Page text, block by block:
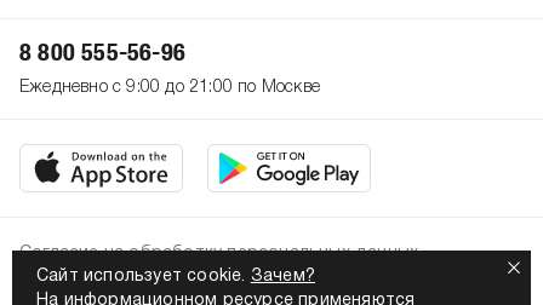
Сайт использует cookie. Зачем?
На информационном ресурсе применяются
8 800 555-56-96
Ежедневно с 9:00 до 21:00 по Москве
Политика конфиденциальности
Согласие на обработку персональных данных